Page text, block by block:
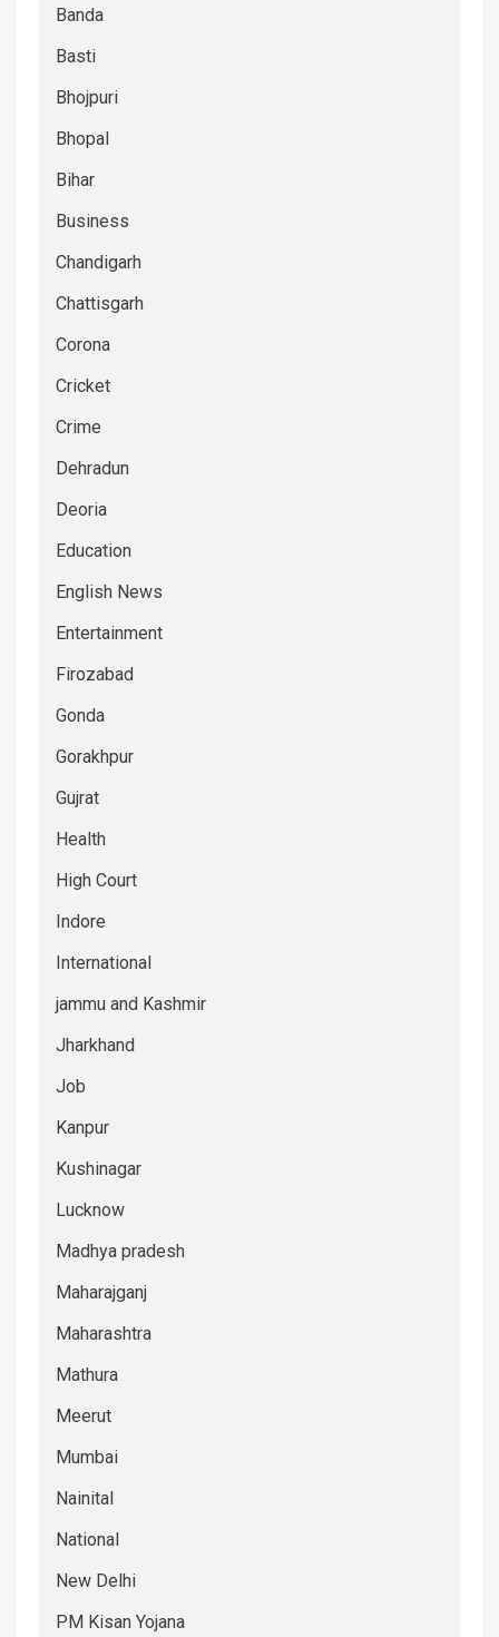
Banda
Basti
Bhojpuri
Bhopal
Bihar
Business
Chandigarh
Chattisgarh
Corona
Cricket
Crime
Dehradun
Deoria
Education
English News
Entertainment
Firozabad
Gonda
Gorakhpur
Gujrat
Health
High Court
Indore
International
jammu and Kashmir
Jharkhand
Job
Kanpur
Kushinagar
Lucknow
Madhya pradesh
Maharajganj
Maharashtra
Mathura
Meerut
Mumbai
Nainital
National
New Delhi
PM Kisan Yojana